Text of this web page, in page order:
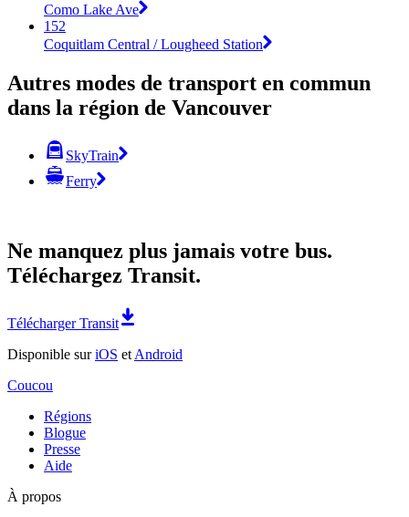
Como Lake Ave
152
Coquitlam Central / Lougheed Station
Autres modes de transport en commun
dans la région de Vancouver
SkyTrain
Ferry
Ne manquez plus jamais votre bus.
Téléchargez Transit.
Télécharger Transit
Disponible suriOS et Android
Coucou
Régions
Blogue
Presse
Aide
À propos